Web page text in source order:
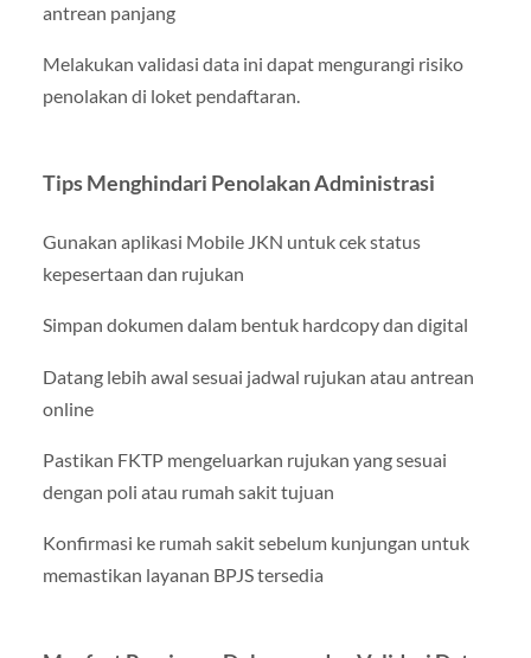
antrean panjang
Melakukan validasi data ini dapat mengurangi risiko
penolakan di loket pendaftaran.
Tips Menghindari Penolakan Administrasi
Gunakan aplikasi Mobile JKN untuk cek status
kepesertaan dan rujukan
Simpan dokumen dalam bentuk hardcopy dan digital
Datang lebih awal sesuai jadwal rujukan atau antrean
online
Pastikan FKTP mengeluarkan rujukan yang sesuai
dengan poli atau rumah sakit tujuan
Konfirmasi ke rumah sakit sebelum kunjungan untuk
memastikan layanan BPJS tersedia